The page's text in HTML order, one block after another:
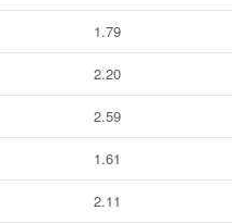
1.79
2.20
2.59
1.61
2.11